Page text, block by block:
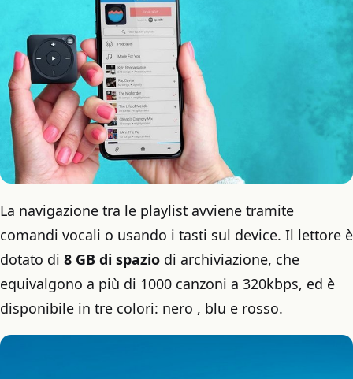
La navigazione tra le playlist avviene tramite
comandi vocali o usando i tasti sul device. Il lettore è
dotato di 8 GB di spazio di archiviazione, che
equivalgono a più di 1000 canzoni a 320kbps, ed è
disponibile in tre colori: nero , blu e rosso.